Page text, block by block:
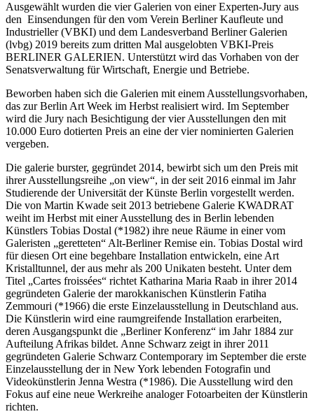
Ausgewählt wurden die vier Galerien von einer Experten-Jury aus
den Einsendungen für den vom Verein Berliner Kaufleute und
Industrieller (VBKI) und dem Landesverband Berliner Galerien
(lvbg) 2019 bereits zum dritten Mal ausgelobten VBKI-Preis
BERLINER GALERIEN. Unterstützt wird das Vorhaben von der
Senatsverwaltung für Wirtschaft, Energie und Betriebe.
Beworben haben sich die Galerien mit einem Ausstellungsvorhaben,
das zur Berlin Art Week im Herbst realisiert wird. Im September
wird die Jury nach Besichtigung der vier Ausstellungen den mit
10.000 Euro dotierten Preis an eine der vier nominierten Galerien
vergeben.
Die galerie burster, gegründet 2014, bewirbt sich um den Preis mit
ihrer Ausstellungsreihe „on view“, in der seit 2016 einmal im Jahr
Studierende der Universität der Künste Berlin vorgestellt werden.
Die von Martin Kwade seit 2013 betriebene Galerie KWADRAT
weiht im Herbst mit einer Ausstellung des in Berlin lebenden
Künstlers Tobias Dostal (*1982) ihre neue Räume in einer vom
Galeristen „geretteten“ Alt-Berliner Remise ein. Tobias Dostal wird
für diesen Ort eine begehbare Installation entwickeln, eine Art
Kristalltunnel, der aus mehr als 200 Unikaten besteht. Unter dem
Titel „Cartes froissées“ richtet Katharina Maria Raab in ihrer 2014
gegründeten Galerie der marokkanischen Künstlerin Fatiha
Zemmouri (*1966) die erste Einzelausstellung in Deutschland aus.
Die Künstlerin wird eine raumgreifende Installation erarbeiten,
deren Ausgangs­punkt die „Berliner Konferenz“ im Jahr 1884 zur
Aufteilung Afrikas bildet. Anne Schwarz zeigt in ihrer 2011
gegründeten Galerie Schwarz Contemporary im September die erste
Einzelausstellung der in New York lebenden Fotografin und
Videokünstlerin Jenna Westra (*1986). Die Ausstellung wird den
Fokus auf eine neue Werkreihe analoger Fotoarbeiten der Künstlerin
rich­ten.